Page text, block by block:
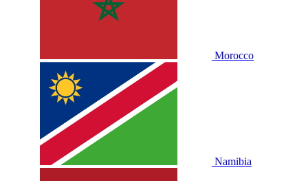
Morocco
Namibia